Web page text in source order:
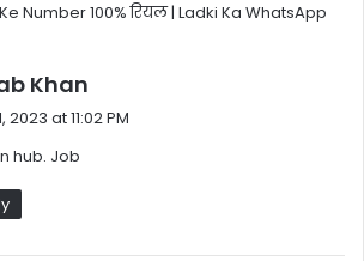
Number 100% रियल | Ladki Ka WhatsApp
Khan
a
2023 at 11:02 PM
hub. Job